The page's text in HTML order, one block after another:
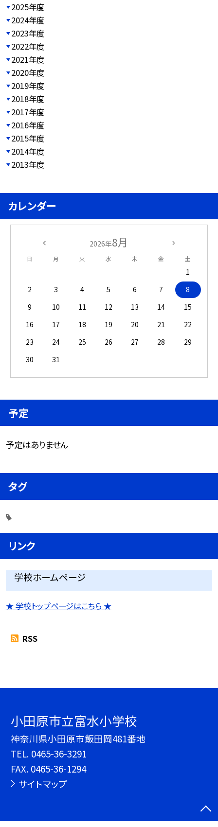
2025年度
2024年度
2023年度
2022年度
2021年度
2020年度
2019年度
2018年度
2017年度
2016年度
2015年度
2014年度
2013年度
カレンダー
2026年8月
日 月 火 水 木 金 土
1
2
3 4 5 6 7
8
9
10 11 12 13 14
15
16
17 18 19 20 21
22
23
24 25 26 27 28
29
30
31
予定
予定はありません
タグ
リンク
学校ホームページ
★ 学校トップページはこちら ★
RSS
小田原市立富水小学校
神奈川県小田原市飯田岡481番地
TEL. 0465-36-3291
FAX. 0465-36-1294
サイトマップ